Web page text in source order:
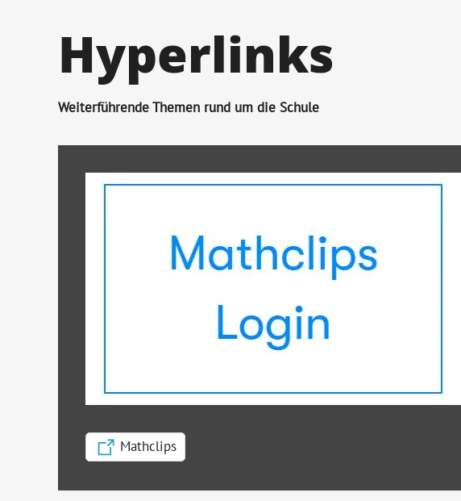
Hyperlinks
Weiterführende Themen rund um die Schule
Mathclips